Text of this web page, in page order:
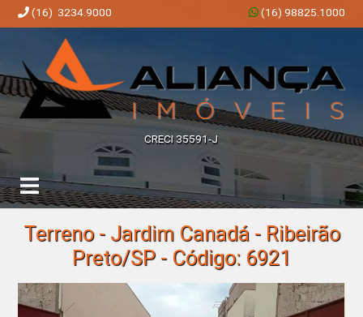
(16) 3234.9000 (16) 98825.1000
CRECI 35591-J
Terreno - Jardim Canadá - Ribeirão
Preto/SP - Código: 6921